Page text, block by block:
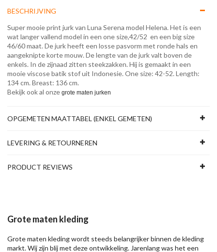
BESCHRIJVING
Super mooie print jurk van Luna Serena model Helena. Het is een
wat langer vallend model in een one size,42/52 en een big size
46/60 maat. De jurk heeft een losse pasvorm met ronde hals en
aangeknipte korte mouw. De lengte van de jurk valt boven de
enkels. In de zijnaad zitten steekzakken. Hij is gemaakt in een
mooie viscose batik stof uit Indonesie. One size: 42-52. Length:
134 cm. Breast: 136 cm.
Bekijk ook al onze grote maten jurken
OPGEMETEN MAATTABEL (ENKEL GEMETEN)
LEVERING & RETOURNEREN
PRODUCT REVIEWS
Grote maten kleding
Grote maten kleding wordt steeds belangrijker binnen de kleding
markt. Wij zijn blij met deze ontwikkeling. Jarenlang was het een